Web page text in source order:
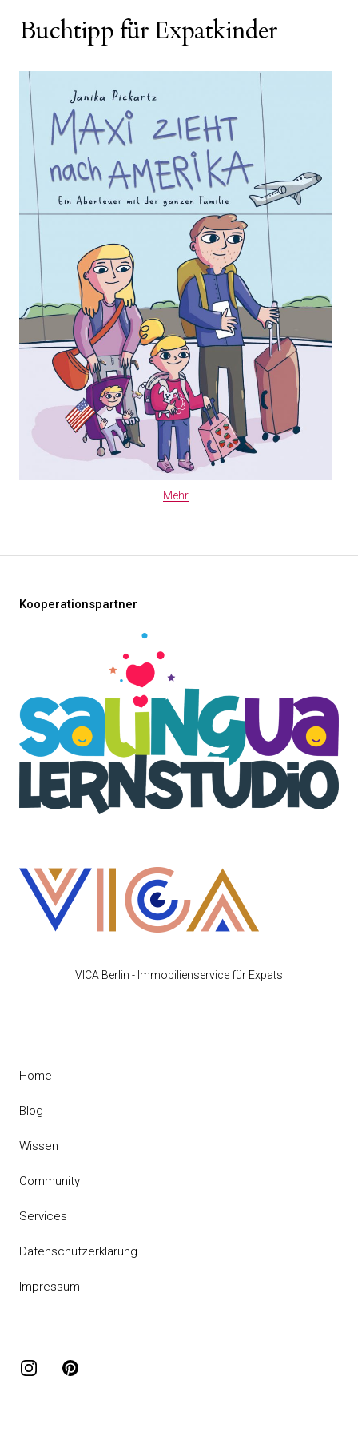
Buchtipp für Expatkinder
Mehr
Kooperationspartner
VICA Berlin - Immobilienservice für Expats
Home
Blog
Wissen
Community
Services
Datenschutzerklärung
Impressum
InstagramPinterest